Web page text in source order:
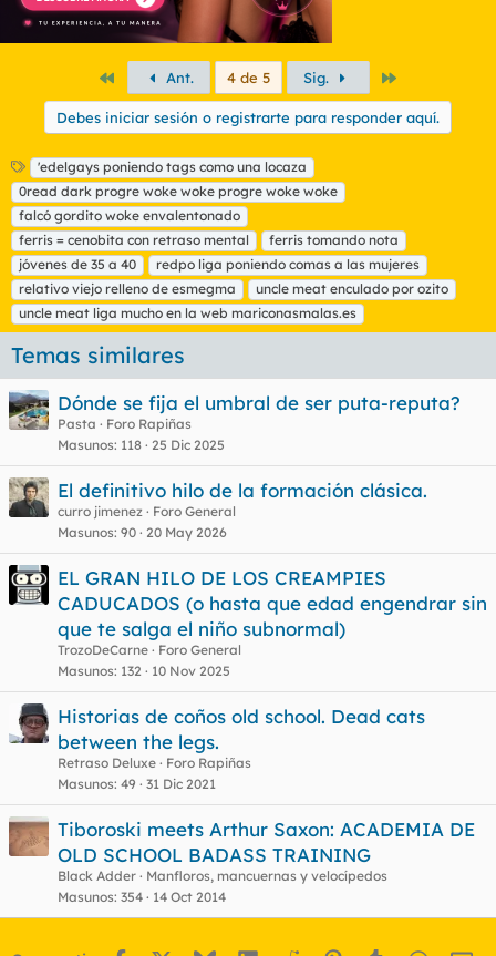
PrimeroAnt. 4 de 5 Sig.
Debes iniciar sesión o registrarte para responder aquí.
E
t
i
q
u
e
t
a
s
'edelgays poniendo tags como una locaza
0read dark progre woke woke progre woke woke
falcó gordito woke envalentonado
ferris = cenobita con retraso mental
ferris tomando nota
jóvenes de 35 a 40
redpo liga poniendo comas a las mujeres
relativo viejo relleno de esmegma
uncle meat enculado por ozito
uncle meat liga mucho en la web mariconasmalas.es
Temas similares
Dónde se fija el umbral de ser puta-reputa?
Pasta
Foro Rapiñas
Masunos 118 25 Dic 2025
El definitivo hilo de la formación clásica.
curro jimenez
Foro General
Masunos 90 20 May 2026
EL GRAN HILO DE LOS CREAMPIES
CADUCADOS (o hasta que edad engendrar sin
que te salga el niño subnormal)
TrozoDeCarne
Foro General
Masunos 132 10 Nov 2025
Historias de coños old school. Dead cats
between the legs.
Retraso Deluxe
Foro Rapiñas
Masunos 49 31 Dic 2021
Tiboroski meets Arthur Saxon: ACADEMIA DE
OLD SCHOOL BADASS TRAINING
Black Adder
Manfloros, mancuernas y velocípedos
Masunos 354 14 Oct 2014